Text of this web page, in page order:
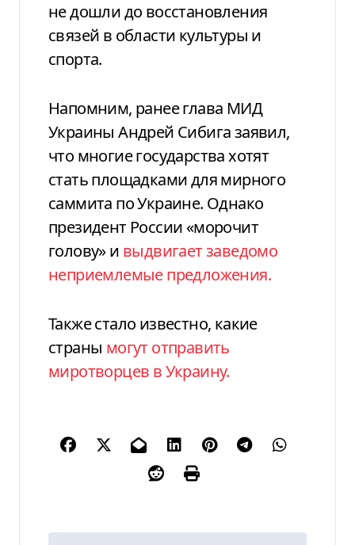
не дошли до восстановления
связей в области культуры и
спорта.
Напомним, ранее глава МИД
Украины Андрей Сибига заявил,
что многие государства хотят
стать площадками для мирного
саммита по Украине. Однако
президент России «морочит
голову» и выдвигает заведомо
неприемлемые предложения.
Также стало известно, какие
страны могут отправить
миротворцев в Украину.